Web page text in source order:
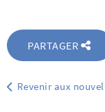
PARTAGER
Revenir aux